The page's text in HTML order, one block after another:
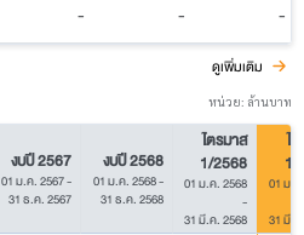
- - -
ดูเพิ่มเติม
หน่วย: ล้านบาท
งบปี 2567
01 ม.ค. 2567-
31 ธ.ค. 2567
งบปี 2568
01 ม.ค. 2568-
31 ธ.ค. 2568
ไตรมาส
1/2568
01 ม.ค. 2568
-
31 มี.ค. 2568
ไ
1/
01 ม.ค
31 มี.ค